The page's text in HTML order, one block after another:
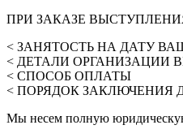
ПРИ ЗАКАЗЕ
< ЗАНЯТОСТЬ НА ДАТУ
< ДЕТАЛИ ОРГАНИЗАЦИИ
< СПОСОБ ОПЛАТЫ
< ПОРЯДОК ЗАКЛЮЧЕНИЯ
Мы несем полную юридическую